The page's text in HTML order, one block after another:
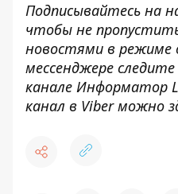
Подписывайтесь на
чтобы не
новостями в режиме
мессенджере
канале Информатор
канал в Viber можно